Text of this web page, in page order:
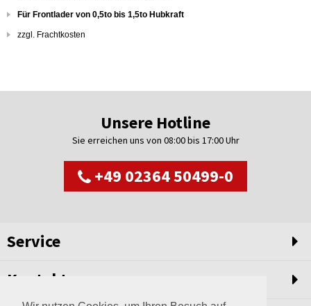
Für Frontlader von 0,5to bis 1,5to Hubkraft
zzgl. Frachtkosten
Unsere Hotline
Sie erreichen uns von 08:00 bis 17:00 Uhr
+49 02364 50499-0
Service
Kontakt